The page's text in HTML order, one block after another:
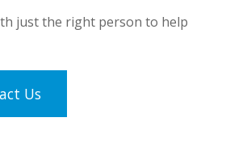
just the right person to help
Us